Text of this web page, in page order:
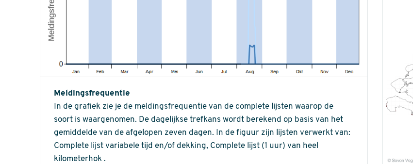
Meldingsfrequentie
In de grafiek zie je de meldingsfrequentie van de complete lijsten waarop de
soort is waargenomen. De dagelijkse trefkans wordt berekend op basis van het
gemiddelde van de afgelopen zeven dagen. In de figuur zijn lijsten verwerkt van:
Complete lijst variabele tijd en/of dekking, Complete lijst (1 uur) van heel
kilometerhok .